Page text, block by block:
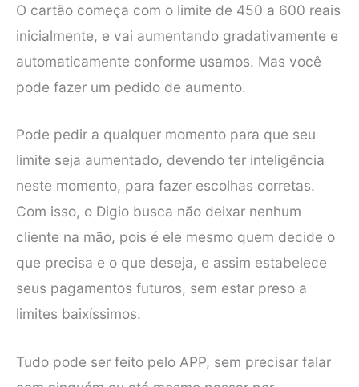
O cartão começa com o limite de 450 a 600 reais
inicialmente, e vai aumentando gradativamente e
automaticamente conforme usamos. Mas você
pode fazer um pedido de aumento.
Pode pedir a qualquer momento para que seu
limite seja aumentado, devendo ter inteligência
neste momento, para fazer escolhas corretas.
Com isso, o Digio busca não deixar nenhum
cliente na mão, pois é ele mesmo quem decide o
que precisa e o que deseja, e assim estabelece
seus pagamentos futuros, sem estar preso a
limites baixíssimos.
Tudo pode ser feito pelo APP, sem precisar falar